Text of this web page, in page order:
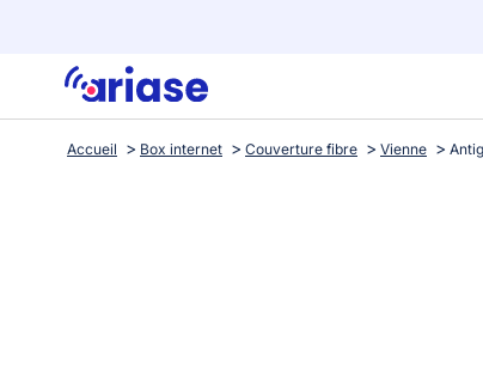
Accueil Box internet Couverture fibre Vienne